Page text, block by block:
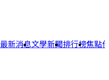
最新消息文學新聞排行榜焦點